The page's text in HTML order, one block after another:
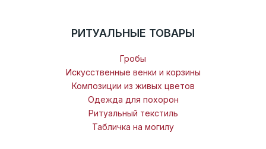
РИТУАЛЬНЫЕ ТОВАРЫ
Гробы
Искусственные венки и корзины
Композиции из живых цветов
Одежда для похорон
Ритуальный текстиль
Табличка на могилу